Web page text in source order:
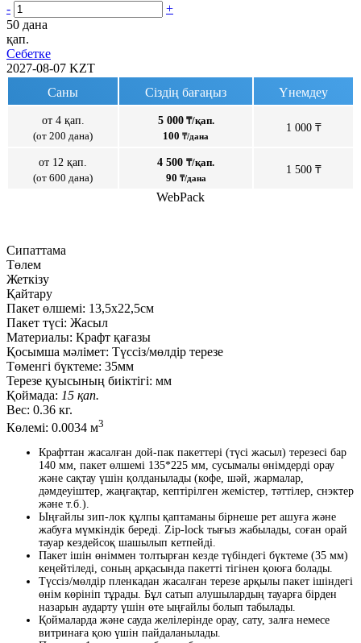
-
+
50 дана
қап.
Себетке
2027-08-07 KZT
Саны
Сіздің бағаңыз Үнемдеу
от 4 қап.
(от 200 дана)
5 000₸/қап.
100 ₸/дана
1 000 ₸
от 12 қап.
(от 600 дана)
4 500 ₸/қап.
90 ₸/дана
1 500 ₸
WebPack
Сипаттама
Төлем
Жеткізу
Қайтару
Пакет өлшемі: 13,5х22,5см
Пакет түсі: Жасыл
Материалы: Крафт қағазы
Қосымша мәлімет: Түссіз/мөлдір терезе
Төменгі бүктеме: 35мм
Терезе қуысының биіктігі: мм
Қоймада: 15 қап.
Вес: 0.36 кг.
Көлемі: 0.0034 м3
Крафттан жасалған дой-пак пакеттері (түсі жасыл) терезесі бар
140 мм, пакет өлшемі 135*225 мм, сусымалы өнімдерді орау
және сақтау үшін қолданылады (кофе, шәй, жармалар,
дәмдеуіштер, жаңғақтар, кептірілген жемістер, тәттілер, снэктер
және т.б.).
Ыңғайлы зип-лок құлпы қаптаманы бірнеше рет ашуға және
жабуға мүмкіндік береді. Zip-lock тығыз жабылады, соған орай
тауар кездейсоқ шашылып кетпейді.
Пакет ішін өніммен толтырған кезде түбіндегі бүктеме (35 мм)
кеңейтіледі, соның арқасында пакетті тігінен қоюға болады.
Түссіз/мөлдір пленкадан жасалған терезе арқылы пакет ішіндегі
өнім көрініп тұрады. Бұл сатып алушылардың тауарға бірден
назарын аударту үшін өте ыңғайлы болып табылады.
Қоймаларда және сауда желілерінде орау, сату, залға немесе
витринаға қою үшін пайдаланылады.